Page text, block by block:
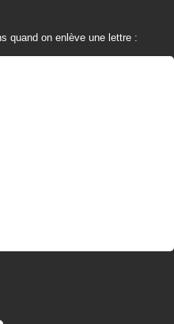
quand on enlève une lettre :